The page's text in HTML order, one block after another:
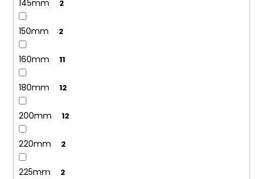
145mm 2
150mm 2
160mm 11
180mm 12
200mm 12
220mm 2
225mm 2